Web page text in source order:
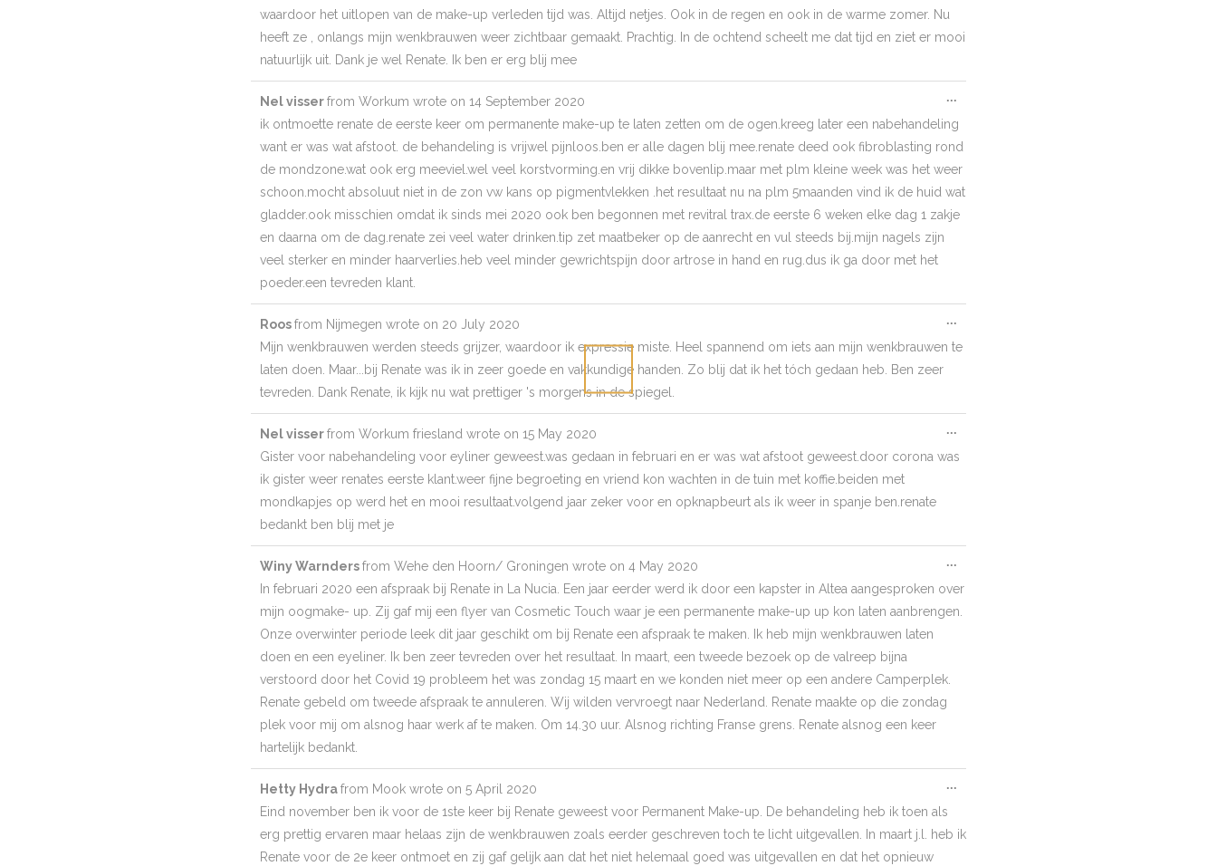
waardoor het uitlopen van de make-up verleden tijd was. Altijd netjes. Ook in de regen en ook in de warme zomer. Nu
heeft ze , onlangs mijn wenkbrauwen weer zichtbaar gemaakt. Prachtig. In de ochtend scheelt me dat tijd en ziet er mooi
natuurlijk uit. Dank je wel Renate. Ik ben er erg blij mee
Nel visserfrom Workum wrote on 14 September 2020
ik ontmoette renate de eerste keer om permanente make-up te laten zetten om de ogen.kreeg later een nabehandeling
want er was wat afstoot. de behandeling is vrijwel pijnloos.ben er alle dagen blij mee.renate deed ook fibroblasting rond
de mondzone.wat ook erg meeviel.wel veel korstvorming.en vrij dikke bovenlip.maar met plm kleine week was het weer
schoon.mocht absoluut niet in de zon vw kans op pigmentvlekken .het resultaat nu na plm 5maanden vind ik de huid wat
gladder.ook misschien omdat ik sinds mei 2020 ook ben begonnen met revitral trax.de eerste 6 weken elke dag 1 zakje
en daarna om de dag.renate zei veel water drinken.tip zet maatbeker op de aanrecht en vul steeds bij.mijn nagels zijn
veel sterker en minder haarverlies.heb veel minder gewrichtspijn door artrose in hand en rug.dus ik ga door met het
poeder.een tevreden klant.
...
metabox.
Roosfrom Nijmegen wrote on 20 July 2020
Mijn wenkbrauwen werden steeds grijzer, waardoor ik expressie miste. Heel spannend om iets aan mijn wenkbrauwen te
laten doen. Maar...bij Renate was ik in zeer goede en vakkundige handen. Zo blij dat ik het tóch gedaan heb. Ben zeer
tevreden. Dank Renate, ik kijk nu wat prettiger 's morgens in de spiegel.
...
metabox.
Nel visserfrom Workum friesland wrote on 15 May 2020
Gister voor nabehandeling voor eyliner geweest.was gedaan in februari en er was wat afstoot geweest.door corona was
ik gister weer renates eerste klant.weer fijne begroeting en vriend kon wachten in de tuin met koffie.beiden met
mondkapjes op werd het en mooi resultaat.volgend jaar zeker voor en opknapbeurt als ik weer in spanje ben.renate
bedankt ben blij met je
...
metabox.
Winy Warndersfrom Wehe den Hoorn/ Groningen wrote on 4 May 2020
In februari 2020 een afspraak bij Renate in La Nucia. Een jaar eerder werd ik door een kapster in Altea aangesproken over
mijn oogmake- up. Zij gaf mij een flyer van Cosmetic Touch waar je een permanente make-up up kon laten aanbrengen.
Onze overwinter periode leek dit jaar geschikt om bij Renate een afspraak te maken. Ik heb mijn wenkbrauwen laten
doen en een eyeliner. Ik ben zeer tevreden over het resultaat. In maart, een tweede bezoek op de valreep bijna
verstoord door het Covid 19 probleem het was zondag 15 maart en we konden niet meer op een andere Camperplek.
Renate gebeld om tweede afspraak te annuleren. Wij wilden vervroegt naar Nederland. Renate maakte op die zondag
plek voor mij om alsnog haar werk af te maken. Om 14.30 uur. Alsnog richting Franse grens. Renate alsnog een keer
hartelijk bedankt.
...
metabox.
Hetty Hydrafrom Mook wrote on 5 April 2020
Eind november ben ik voor de 1ste keer bij Renate geweest voor Permanent Make-up. De behandeling heb ik toen als
erg prettig ervaren maar helaas zijn de wenkbrauwen zoals eerder geschreven toch te licht uitgevallen. In maart j.l. heb ik
Renate voor de 2e keer ontmoet en zij gaf gelijk aan dat het niet helemaal goed was uitgevallen en dat het opnieuw
...